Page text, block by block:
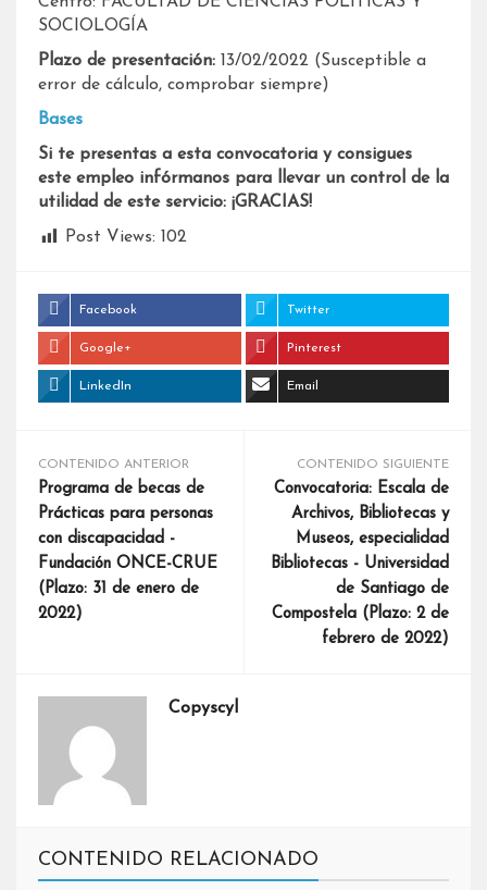
SOCIOLOGÍA
Plazo de presentación: 13/02/2022 (Susceptible a
error de cálculo, comprobar siempre)
Bases
Si te presentas a esta convocatoria y consigues
este empleo infórmanos para llevar un control de la
utilidad de este servicio: ¡GRACIAS!
Post Views: 102
Facebook Twitter
Google+ Pinterest
LinkedIn Email
CONTENIDO ANTERIOR
Programa de becas de
Prácticas para personas
con discapacidad -
Fundación ONCE-CRUE
(Plazo: 31 de enero de
2022)
CONTENIDO SIGUIENTE
Convocatoria: Escala de
Archivos, Bibliotecas y
Museos, especialidad
Bibliotecas - Universidad
de Santiago de
Compostela (Plazo: 2 de
febrero de 2022)
Copyscyl
CONTENIDO RELACIONADO